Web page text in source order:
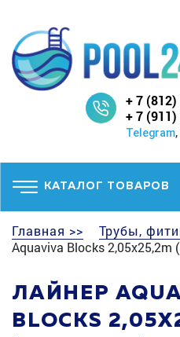
+ 7
+ 7
Telegram,
КАТАЛОГ ТОВАРОВ
Главная >> Трубы,
Aquaviva Blocks 2,05x25,2m
ЛАЙНЕР
BLOCKS